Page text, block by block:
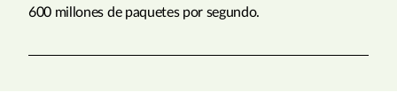
600 millones de paquetes por segundo.